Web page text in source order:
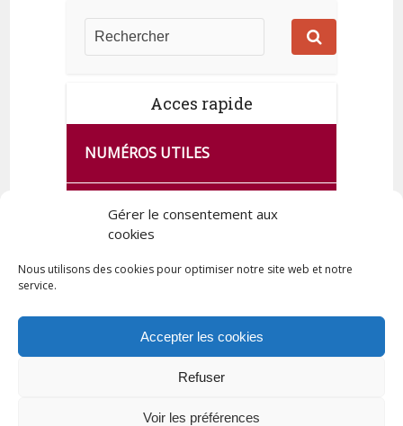
Gérer le consentement aux
cookies
Nous utilisons des cookies pour optimiser notre site web et notre
service.
Accepter les cookies
Refuser
Voir les préférences
Acces rapide
NUMÉROS UTILES
CA SE PASSE À FRANCE SERVICES
DE QUINGEY
Tous droits réservés © 2023 Commune de Quingey / Création -